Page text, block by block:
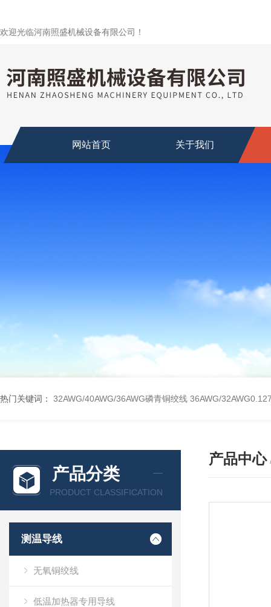
欢迎光临河南照盛机械设备有限公司！
网站首页 关于我们
热门关键词： 32AWG/40AWG/36AWG磷青铜绞线 36AWG/
产品分类
PRODUCT CLASSIFICATION
测温导线
无氧铜绞线
低温加热器专用导线
产品中心